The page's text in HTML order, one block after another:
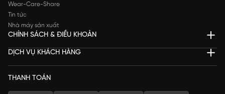
Wear-Care-Share
Tin tức
Nhà máy sản xuất
CHÍNH SÁCH & ĐIỀU KHOẢN
DỊCH VỤ KHÁCH HÀNG
THANH TOÁN